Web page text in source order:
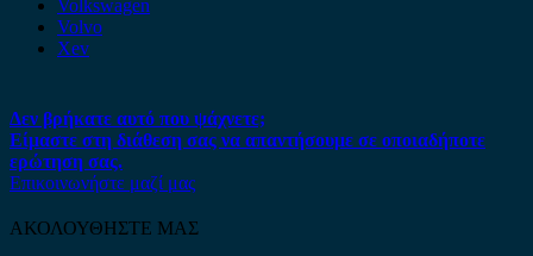
Volkswagen
Volvo
Xev
Δεν βρήκατε αυτό που ψάχνετε;
Είμαστε στη διάθεση σας να απαντήσουμε σε οποιαδήποτε
ερώτηση σας.
Επικοινωνήστε μαζί μας
ΑΚΟΛΟΥΘΗΣΤΕ ΜΑΣ